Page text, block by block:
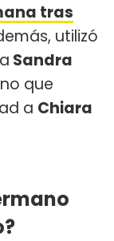
tras
utilizó
Sandra
que
a Chiara